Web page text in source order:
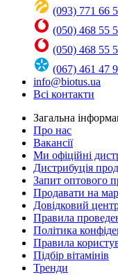
(093) 771 66
(050) 468 55
(050) 468 55
(067) 461 47
info@biotus.ua
Всі контакти
Загальна
Про нас
Вакансії
Ми офіційні
Дистрибуція
Запит оптового
Продавати на
Довідковий
Правила
Політика
Правила
Підбір вітамінів
Тренди